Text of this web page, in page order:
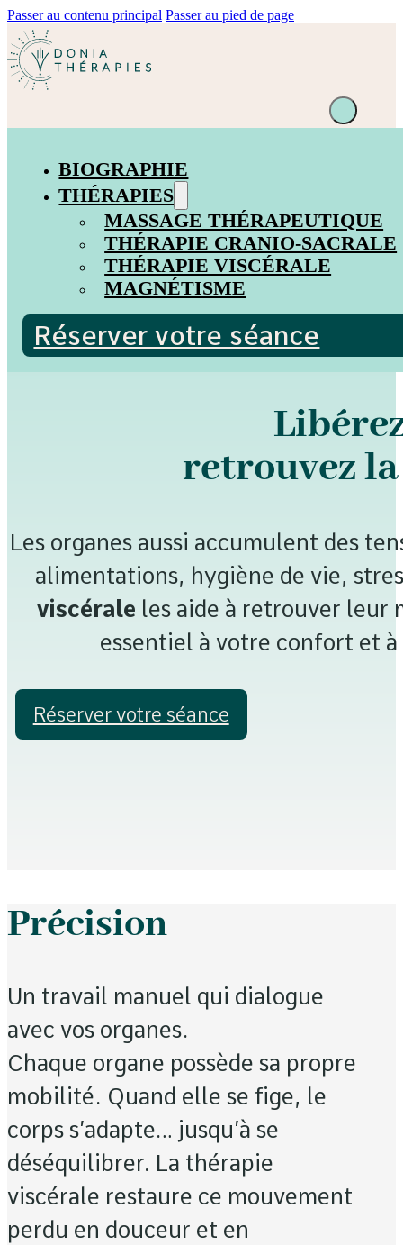
Passer au contenu principal Passer au pied de page
BIOGRAPHIE
THÉRAPIES
MASSAGE THÉRAPEUTIQUE
THÉRAPIE CRANIO-SACRALE
THÉRAPIE VISCÉRALE
MAGNÉTISME
Réserver votre séance
Thérapie viscerale à Genève
retrouvez
Les organes aussi accumulent des
alimentations, hygiène de vie,
viscérale les aide à retrouver leur
essentiel à votre confort et
Réserver votre séance
Précision
Un travail manuel qui dialogue
avec vos organes.
Chaque organe possède sa propre
mobilité. Quand elle se fige, le
corps s’adapte… jusqu’à se
déséquilibrer. La thérapie
viscérale restaure ce mouvement
perdu en douceur et en